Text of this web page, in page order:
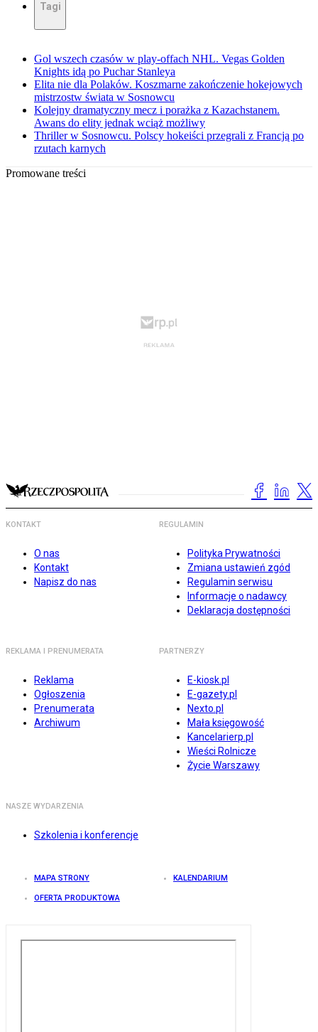
Tagi
Gol wszech czasów w play-offach NHL. Vegas Golden
Knights idą po Puchar Stanleya
Elita nie dla Polaków. Koszmarne zakończenie hokejowych
mistrzostw świata w Sosnowcu
Kolejny dramatyczny mecz i porażka z Kazachstanem.
Awans do elity jednak wciąż możliwy
Thriller w Sosnowcu. Polscy hokeiści przegrali z Francją po
rzutach karnych
Promowane treści
KONTAKT
O nas
Kontakt
Napisz do nas
REGULAMIN
Polityka Prywatności
Zmiana ustawień zgód
Regulamin serwisu
Informacje o nadawcy
Deklaracja dostępności
REKLAMA I PRENUMERATA
Reklama
Ogłoszenia
Prenumerata
Archiwum
PARTNERZY
E-kiosk.pl
E-gazety.pl
Nexto.pl
Mała księgowość
Kancelarierp.pl
Wieści Rolnicze
Życie Warszawy
NASZE WYDARZENIA
Szkolenia i konferencje
MAPA STRONY KALENDARIUM
OFERTA PRODUKTOWA